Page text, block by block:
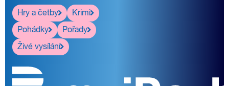
Hry a četby
Krimi
Pohádky
Pořady
Živé vysílání